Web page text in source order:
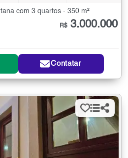
com 3 quartos - 350 m²
R$ 3.000.000
Contatar